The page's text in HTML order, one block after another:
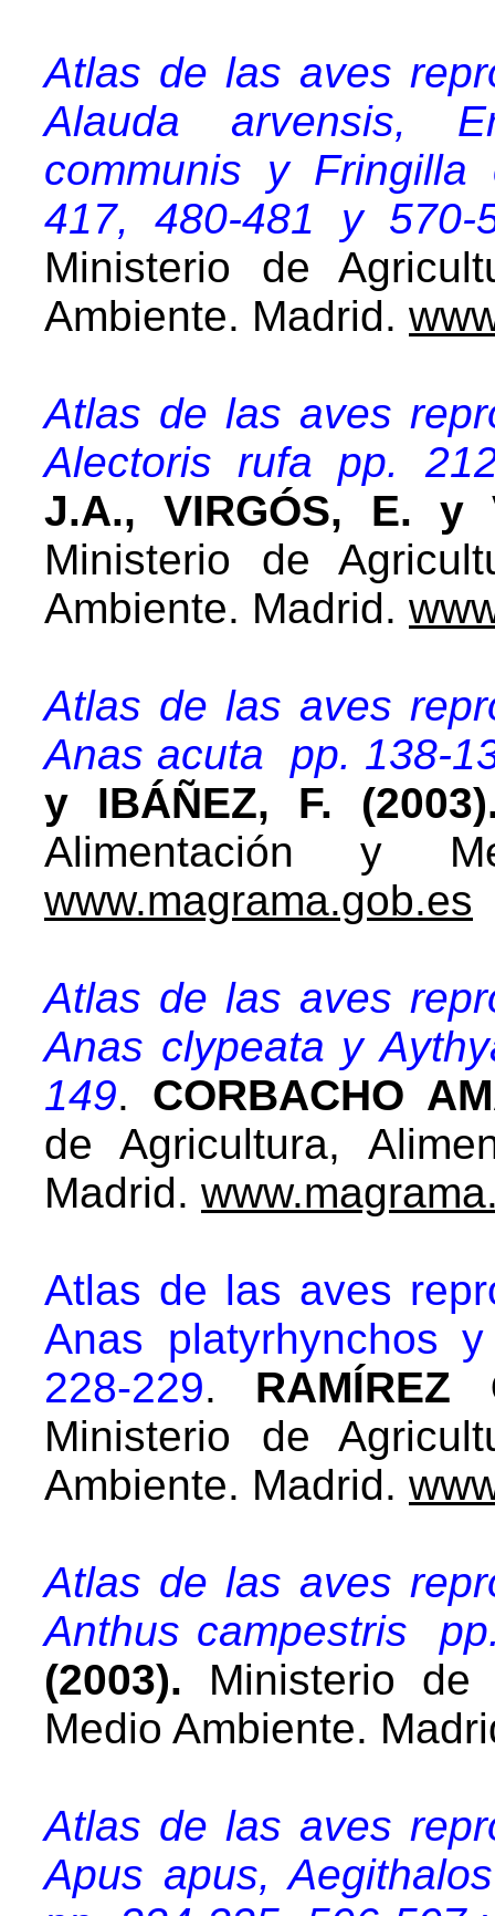
Atlas de las aves
Alauda arvensis,
communis y
417, 480-481 y 570-
Ministerio de
Ambiente. Madrid.
Atlas de las aves
Alectoris rufa pp.
J.A., VIRGÓS, E. y
Ministerio de
Ambiente. Madrid.
Atlas de las aves
Anas acuta pp. 138-
y IBÁÑEZ, F.
Alimentación y
www.magrama.gob.es
Atlas de las aves
Anas clypeata y
149. CORBACHO
de Agricultura,
Madrid.
Atlas de las aves
Anas platyrhynchos
228-229. RAMÍREZ
Ministerio de
Ambiente. Madrid.
Atlas de las aves
Anthus campestris
(2003). Ministerio de
Medio Ambiente.
Atlas de las aves
Apus apus,